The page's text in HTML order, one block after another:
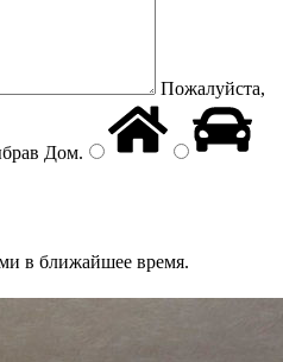
Пожалуйста,
Дом.
в ближайшее время.